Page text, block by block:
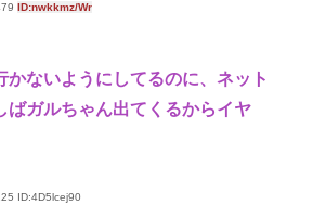
ID:nwkkmz/Wr
かないようにしてるのに、ネット
ばガルちゃん出てくるからイヤ
ID:4D5lcej90